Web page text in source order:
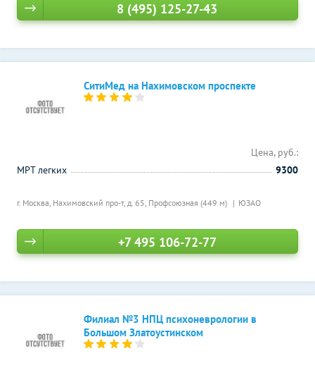
8 (495) 125-27-43
СитиМед на Нахимовском проспекте
г. Москва, Нахимовский про-т, д. 65, Профсоюзная (449 м) ЮЗАО
Цена, руб.:
МРТ легких
9300
+7 495 106-72-77
Филиал №3 НПЦ психоневрологии в
Большом Златоустинском